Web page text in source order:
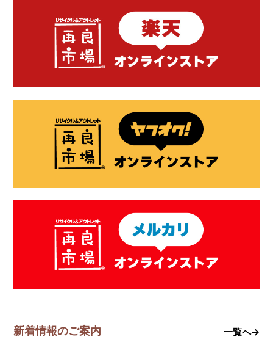
新着情報のご案内 一覧へ→